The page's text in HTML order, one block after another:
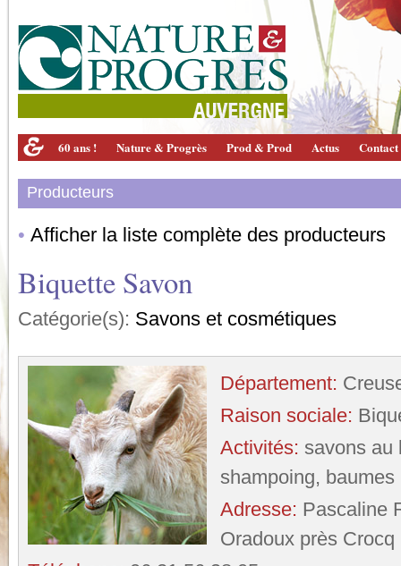
60 ans ! Nature & Progrès Prod & Prod Actus Contact
Producteurs
• Afficher la liste complète des producteurs
Biquette Savon
Catégorie(s): Savons et cosmétiques
Département:
Raison sociale:
Activités: savons au
shampoing, baumes
Adresse: Pascaline
Oradoux près Crocq